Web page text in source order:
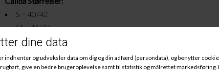
S = 40/42
M = 44/46
L = 48/50